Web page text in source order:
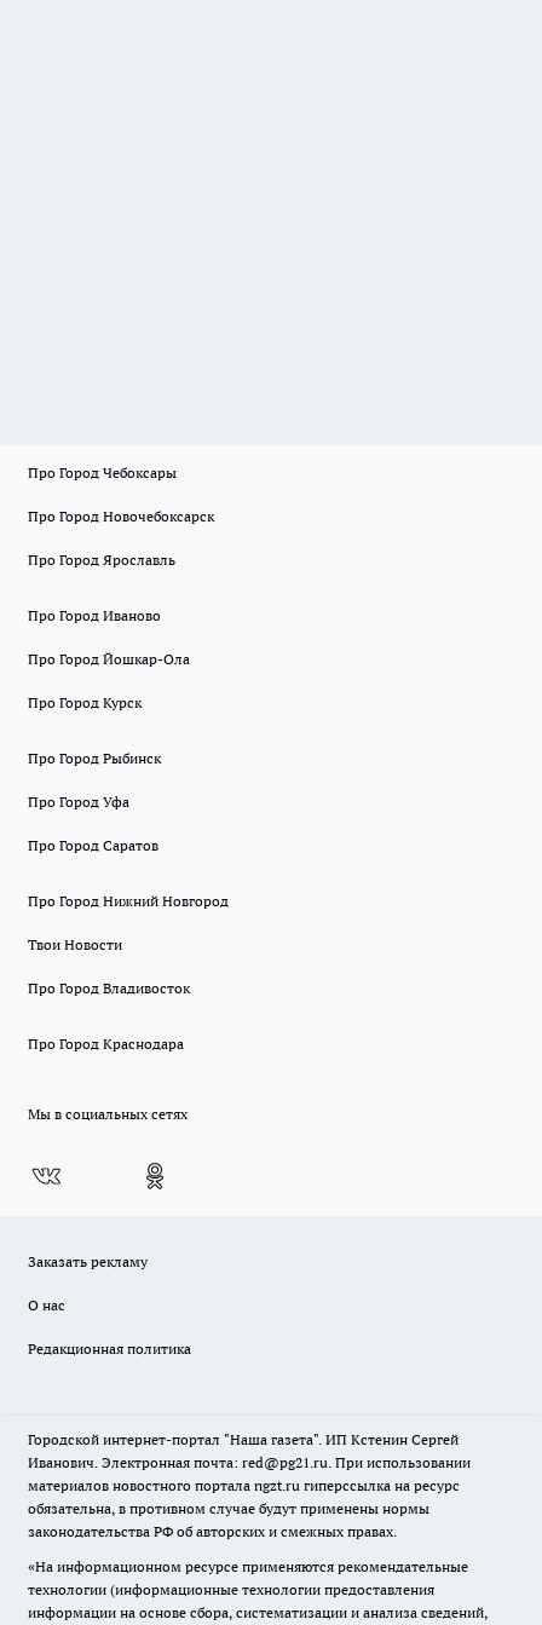
Про Город Чебоксары
Про Город Новочебоксарск
Про Город Ярославль
Про Город Иваново
Про Город Йошкар-Ола
Про Город Курск
Про Город Рыбинск
Про Город Уфа
Про Город Саратов
Про Город Нижний Новгород
Твои Новости
Про Город Владивосток
Про Город Краснодара
Мы в социальных сетях
Заказать рекламу
О нас
Редакционная политика
Городской интернет-портал "Наша газета". ИП Кстенин Сергей
Иванович. Электронная почта: red@pg21.ru. При использовании
материалов новостного портала ngzt.ru гиперссылка на ресурс
обязательна, в противном случае будут применены нормы
законодательства РФ об авторских и смежных правах.
«На информационном ресурсе применяются рекомендательные
технологии (информационные технологии предоставления
информации на основе сбора, систематизации и анализа сведений,